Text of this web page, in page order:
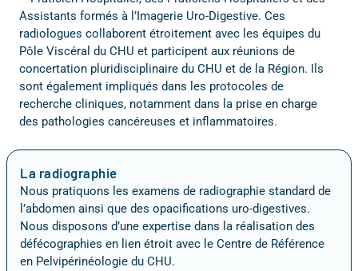
Assistants formés à l’Imagerie Uro-Digestive. Ces
radiologues collaborent étroitement avec les équipes du
Pôle Viscéral du CHU et participent aux réunions de
concertation pluridisciplinaire du CHU et de la Région. Ils
sont également impliqués dans les protocoles de
recherche cliniques, notamment dans la prise en charge
des pathologies cancéreuses et inflammatoires.
La radiographie
Nous pratiquons les examens de radiographie standard de
l’abdomen ainsi que des opacifications uro-digestives.
Nous disposons d’une expertise dans la réalisation des
défécographies en lien étroit avec le Centre de Référence
en Pelvipérinéologie du CHU.